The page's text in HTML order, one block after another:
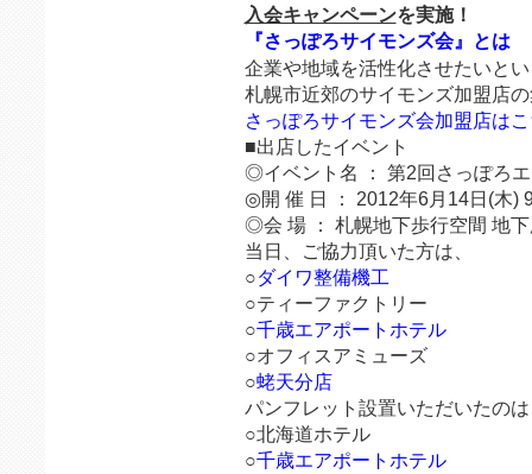
入会キャンペーンを実施！
『さっぽろサイモンズ会』とは
企業や地域を活性化させたいと
札幌市近郊のサイモンズ加盟店
さっぽろサイモンズ会加盟店は
■出店したイベント
◎イベント名 ： 第2回さっぽろ
◎開 催 日 ： 2012年6月14日(木)
◎会 場 ： 札幌地下歩行空間 地
当日、ご協力頂いた方は、
○ダイワ整備機工
○ティーファクトリー
○千歳エアポートホテル
○オフィスアミューズ
○蛯天分店
パンフレット設置いただいたの
○北海道ホテル
○千歳エアポートホテル